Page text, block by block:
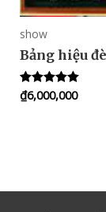
show
Bảng hiệu
Rated
5.00
₫6,000,000